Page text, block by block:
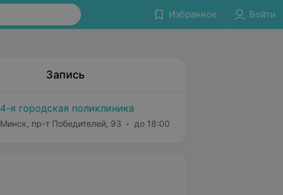
Избранное Войти
Запись
4-я городская поликлиника
Минск, пр-т Победителей, 93 до 18:00